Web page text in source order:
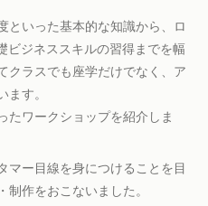
といった基本的な知識から、ロ
ビジネススキルの習得までを幅
クラスでも座学だけでなく、ア
す。
たワークショップを紹介しま
マー目線を身につけることを目
作をおこないました。